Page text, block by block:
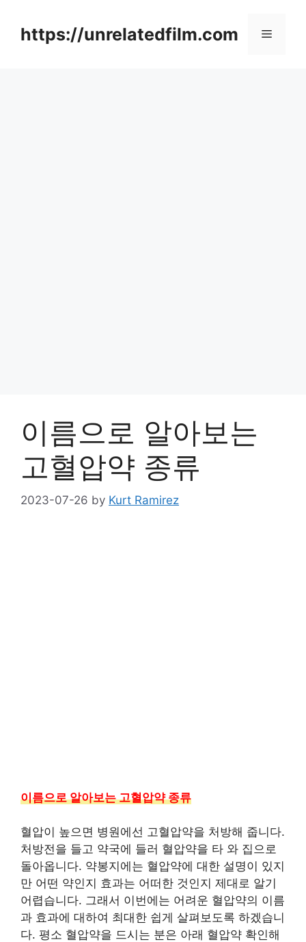
contenthttps://unrelatedfilm.com Menu
이름으로 알아보는
고혈압약 종류
2023-07-26 by Kurt Ramirez
이름으로 알아보는 고혈압약 종류
혈압이 높으면 병원에선 고혈압약을 처방해 줍니다.
처방전을 들고 약국에 들러 혈압약을 타 와 집으로
돌아옵니다. 약봉지에는 혈압약에 대한 설명이 있지
만 어떤 약인지 효과는 어떠한 것인지 제대로 알기
어렵습니다. 그래서 이번에는 어려운 혈압약의 이름
과 효과에 대하여 최대한 쉽게 살펴보도록 하겠습니
다. 평소 혈압약을 드시는 분은 아래 혈압약 확인해